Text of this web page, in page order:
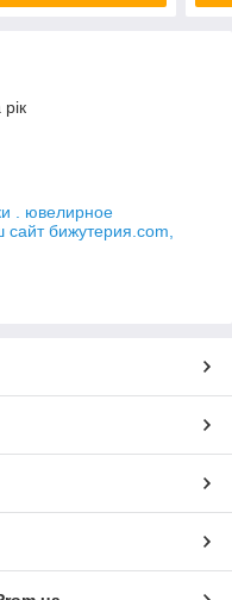
. ювелирное
бижутерия.com,